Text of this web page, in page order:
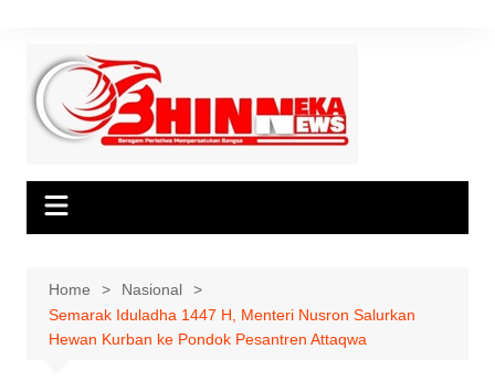
content
Home
Nasional
Semarak Iduladha 1447 H, Menteri Nusron Salurkan
Hewan Kurban ke Pondok Pesantren Attaqwa